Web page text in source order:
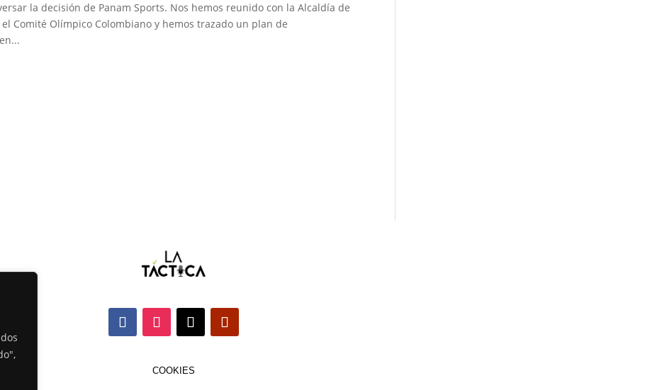
la decisión de Panam Sports. Nos hemos reunido con la Alcaldía de
Comité Olímpico Colombiano y hemos trazado un plan de
COOKIES